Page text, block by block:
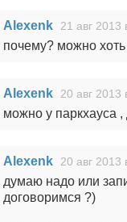
Alexenk 21 авг 2013
почему? можно
Alexenk 20 авг 2013
можно у паркхауса ,
Alexenk 20 авг 2013
думаю надо или
договоримся ?)